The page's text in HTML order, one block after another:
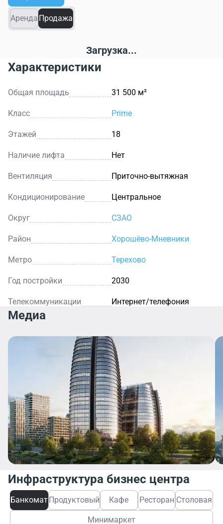
Аренда Продажа
Загрузка...
Характеристики
Общая площадь 31 500 м²
Класс Prime
Этажей 18
Наличие лифта Нет
Вентиляция Приточно-вытяжная
Кондиционирование Центральное
Округ СЗАО
Район Хорошёво-Мневники
Метро Терехово
Год постройки 2030
Телекоммуникации Интернет/телефония
Медиа
Инфраструктура бизнес центра
БанкоматПродуктовый Кафе Ресторан Столовая
Минимаркет